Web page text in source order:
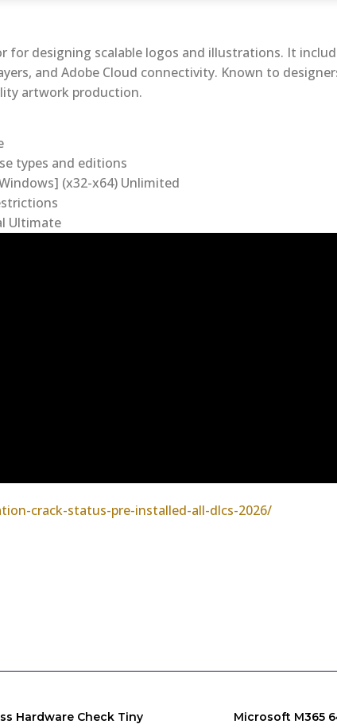
for designing scalable logos and illustrations. It
and Adobe Cloud connectivity. Known to
artwork production.
types and editions
(x32-x64) Unlimited
Ultimate
crack-status-pre-installed-all-dlcs-2026/
Hardware Check Tiny
Microsoft M365